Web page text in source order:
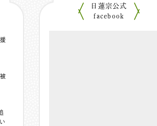
日蓮宗公式
facebook